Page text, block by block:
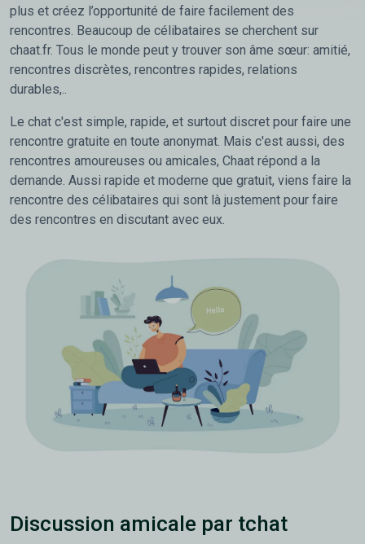
plus et créez l’opportunité de faire facilement des
rencontres. Beaucoup de célibataires se cherchent sur
chaat.fr. Tous le monde peut y trouver son âme sœur: amitié,
rencontres discrètes, rencontres rapides, relations
durables,..
Le chat c'est simple, rapide, et surtout discret pour faire une
rencontre gratuite en toute anonymat. Mais c'est aussi, des
rencontres amoureuses ou amicales, Chaat répond a la
demande. Aussi rapide et moderne que gratuit, viens faire la
rencontre des célibataires qui sont là justement pour faire
des rencontres en discutant avec eux.
Discussion amicale par tchat